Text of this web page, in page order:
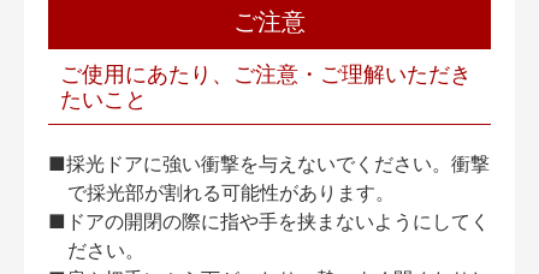
ご注意
ご使用にあたり、ご注意・ご理解いただき
たいこと
■採光ドアに強い衝撃を与えないでください。衝撃
で採光部が割れる可能性があります。
■ドアの開閉の際に指や手を挟まないようにしてく
ださい。